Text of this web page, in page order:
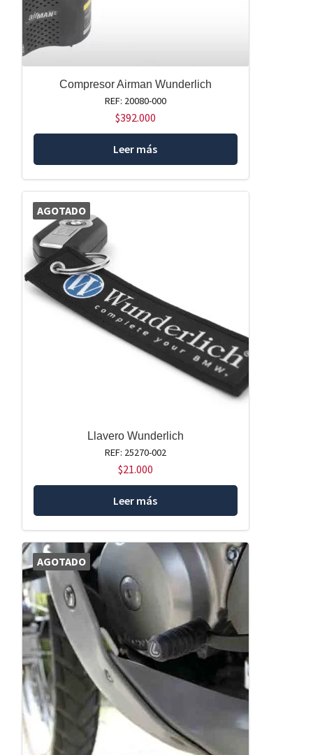
Compresor Airman Wunderlich
REF: 20080-000
$392.000
Leer más
AGOTADO
Llavero Wunderlich
REF: 25270-002
$21.000
Leer más
AGOTADO